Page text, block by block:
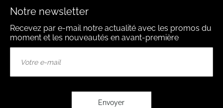
Notre newsletter
Recevez par e-mail notre actualité avec les promos du
moment et les nouveautés en avant-première
Envoyer